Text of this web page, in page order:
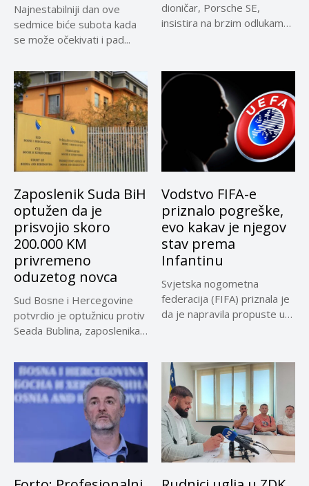
Najnestabilniji dan ove
sedmice biće subota kada
se može očekivati i pad...
dioničar, Porsche SE,
insistira na brzim odlukama
Zaposlenik Suda BiH
optužen da je
prisvojio skoro
200.000 KM
privremeno
oduzetog novca
Sud Bosne i Hercegovine
potvrdio je optužnicu protiv
Seada Bublina, zaposlenika
Vodstvo FIFA-e
priznalo pogreške,
evo kakav je njegov
stav prema
Infantinu
Svjetska nogometna
federacija (FIFA) priznala je
da je napravila propuste u